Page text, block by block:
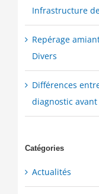
Infrastructure
Repérage
Divers
Différences
diagnostic
Catégories
Actualités